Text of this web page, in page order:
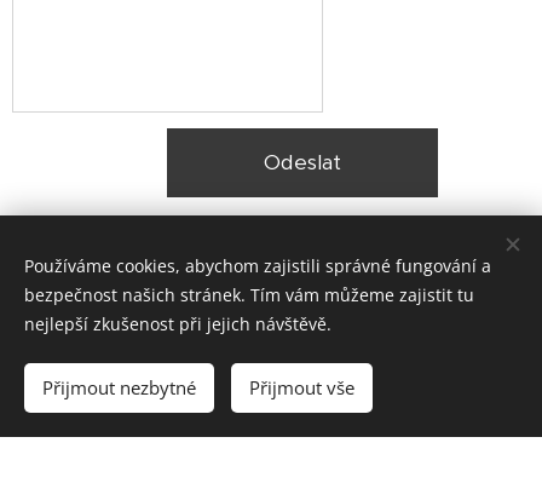
Odeslat
© 2025 Zateplení fasády Praha |Lokality
Vytvořeno službou Webnode
Používáme cookies, abychom zajistili správné fungování a
bezpečnost našich stránek. Tím vám můžeme zajistit tu
nejlepší zkušenost při jejich návštěvě.
Přijmout nezbytné Přijmout vše